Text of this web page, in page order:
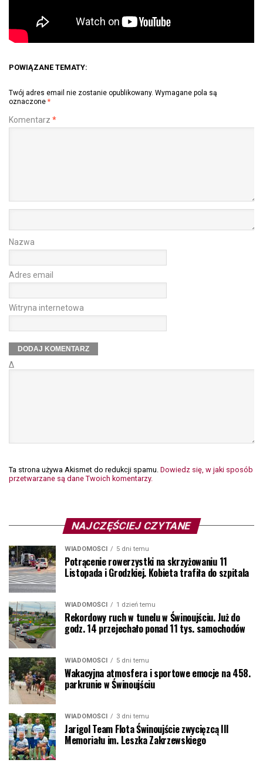
POWIĄZANE TEMATY:
Twój adres email nie zostanie opublikowany. Wymagane pola są
oznaczone *
Komentarz *
Nazwa
Adres email
Witryna internetowa
Δ
Ta strona używa Akismet do redukcji spamu. Dowiedz się, w jaki sposób
przetwarzane są dane Twoich komentarzy.
NAJCZĘŚCIEJ CZYTANE
WIADOMOŚCI 5 dni temu
Potrącenie rowerzystki na skrzyżowaniu 11
Listopada i Grodzkiej. Kobieta trafiła do szpitala
WIADOMOŚCI 1 dzień temu
Rekordowy ruch w tunelu w Świnoujściu. Już do
godz. 14 przejechało ponad 11 tys. samochodów
WIADOMOŚCI 5 dni temu
Wakacyjna atmosfera i sportowe emocje na 458.
parkrunie w Świnoujściu
WIADOMOŚCI 3 dni temu
Jarigol Team Flota Świnoujście zwycięzcą III
Memoriału im. Leszka Zakrzewskiego